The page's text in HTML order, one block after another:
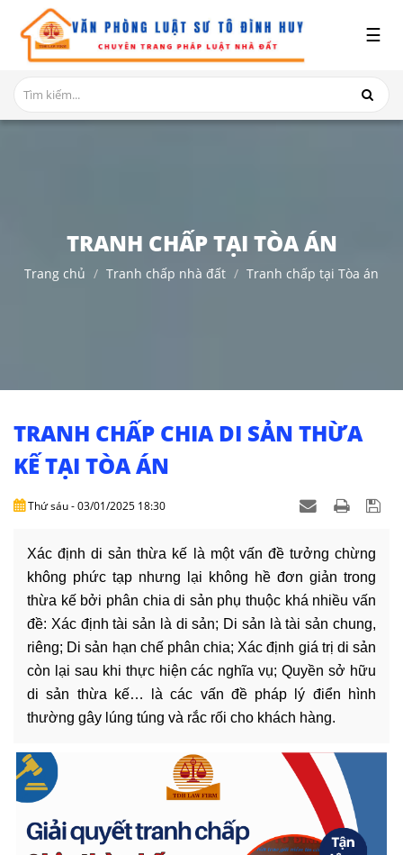
GIỚI
THIỆU
DỊCH
TỤC
ĐẤT
VĂN
-
MẪU
LIÊN
HỆ
☰
TRANH CHẤP TẠI TÒA ÁN
Trang chủ Tranh chấp nhà đất Tranh chấp tại Tòa án
TRANH CHẤP CHIA DI SẢN THỪA
KẾ TẠI TÒA ÁN
Thứ sáu - 03/01/2025 18:30
Xác định di sản thừa kế là một vấn đề tưởng chừng
không phức tạp nhưng lại không hề đơn giản trong
thừa kế bởi phân chia di sản phụ thuộc khá nhiều vấn
đề: Xác định tài sản là di sản; Di sản là tài sản chung,
riêng; Di sản hạn chế phân chia; Xác định giá trị di sản
còn lại sau khi thực hiện các nghĩa vụ; Quyền sở hữu
di sản thừa kế… là các vấn đề pháp lý điển hình
thường gây lúng túng và rắc rối cho khách hàng.